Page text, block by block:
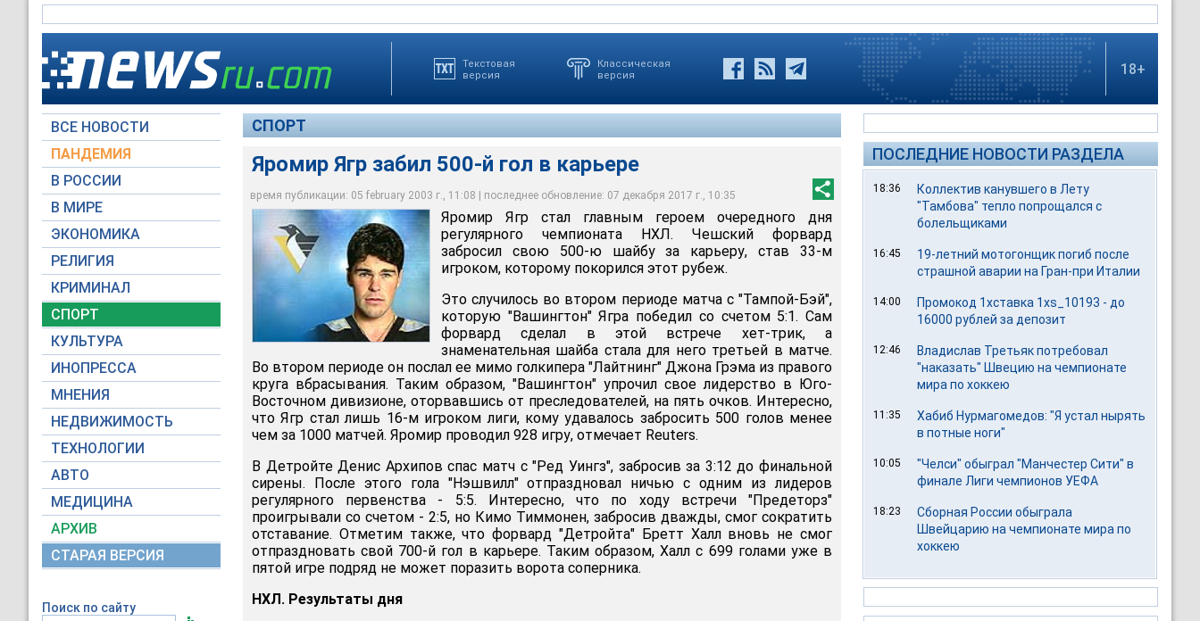
Текстовая
версия
Классическая
версия
18+
ВСЕ НОВОСТИ
ПАНДЕМИЯ
В РОССИИ
В МИРЕ
ЭКОНОМИКА
РЕЛИГИЯ
КРИМИНАЛ
СПОРТ
КУЛЬТУРА
ИНОПРЕССА
МНЕНИЯ
НЕДВИЖИМОСТЬ
ТЕХНОЛОГИИ
АВТО
МЕДИЦИНА
АРХИВ
СТАРАЯ ВЕРСИЯ
Поиск по сайту
СПОРТ
Яромир Ягр забил 500-й гол в карьере
время публикации: 05 february 2003 г., 11:08 | последнее обновление: 07 декабря 2017 г., 10:35
Яромир Ягр - герой дня в НХЛ
Архив NEWSru.com
Яромир Ягр стал главным героем очередного дня
регулярного чемпионата НХЛ. Чешский форвард
забросил свою 500-ю шайбу за карьеру, став 33-м
игроком, которому покорился этот рубеж.
Это случилось во втором периоде матча с "Тампой-Бэй",
которую "Вашингтон" Ягра победил со счетом 5:1. Сам
форвард сделал в этой встрече хет-трик, а
знаменательная шайба стала для него третьей в матче.
Во втором периоде он послал ее мимо голкипера "Лайтнинг" Джона Грэма из правого
круга вбрасывания. Таким образом, "Вашингтон" упрочил свое лидерство в Юго-
Восточном дивизионе, оторвавшись от преследователей, на пять очков. Интересно,
что Ягр стал лишь 16-м игроком лиги, кому удавалось забросить 500 голов менее
чем за 1000 матчей. Яромир проводил 928 игру, отмечает Reuters.
В Детройте Денис Архипов спас матч с "Ред Уингз", забросив за 3:12 до финальной
сирены. После этого гола "Нэшвилл" отпраздновал ничью с одним из лидеров
регулярного первенства - 5:5. Интересно, что по ходу встречи "Предеторз"
проигрывали со счетом - 2:5, но Кимо Тиммонен, забросив дважды, смог сократить
отставание. Отметим также, что форвард "Детройта" Бретт Халл вновь не смог
отпраздновать свой 700-й гол в карьере. Таким образом, Халл с 699 голами уже в
пятой игре подряд не может поразить ворота соперника.
НХЛ. Результаты дня
ПОСЛЕДНИЕ НОВОСТИ РАЗДЕЛА
18:36
Коллектив канувшего в Лету
"Тамбова" тепло попрощался с
болельщиками
16:45
19-летний мотогонщик погиб после
страшной аварии на Гран-при Италии
14:00
Промокод 1хставка 1xs_10193 - до
16000 рублей за депозит
12:46
Владислав Третьяк потребовал
"наказать" Швецию на чемпионате
мира по хоккею
11:35
Хабиб Нурмагомедов: "Я устал нырять
в потные ноги"
10:05
"Челси" обыграл "Манчестер Сити" в
финале Лиги чемпионов УЕФА
18:23
Сборная России обыграла
Швейцарию на чемпионате мира по
хоккею